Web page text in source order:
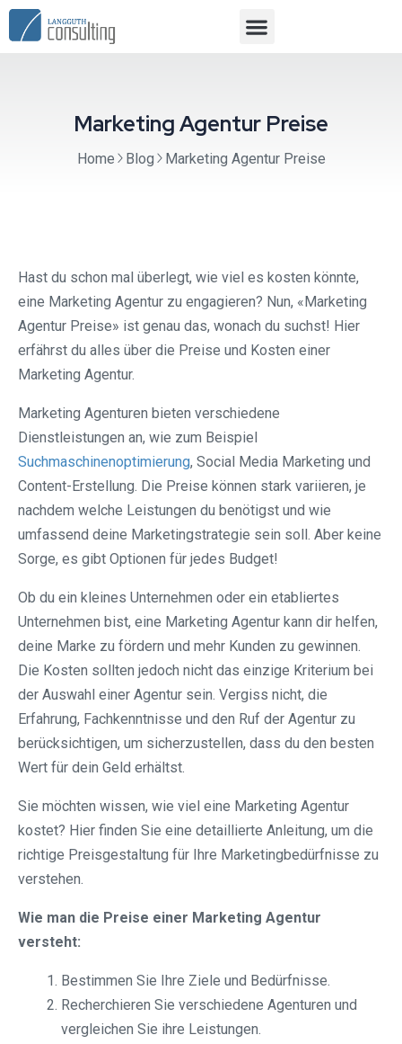
Marketing Agentur Preise
Home Blog Marketing Agentur Preise
Hast du schon mal überlegt, wie viel es kosten könnte,
eine Marketing Agentur zu engagieren? Nun, «Marketing
Agentur Preise» ist genau das, wonach du suchst! Hier
erfährst du alles über die Preise und Kosten einer
Marketing Agentur.
Marketing Agenturen bieten verschiedene
Dienstleistungen an, wie zum Beispiel
Suchmaschinenoptimierung, Social Media Marketing und
Content-Erstellung. Die Preise können stark variieren, je
nachdem welche Leistungen du benötigst und wie
umfassend deine Marketingstrategie sein soll. Aber keine
Sorge, es gibt Optionen für jedes Budget!
Ob du ein kleines Unternehmen oder ein etabliertes
Unternehmen bist, eine Marketing Agentur kann dir helfen,
deine Marke zu fördern und mehr Kunden zu gewinnen.
Die Kosten sollten jedoch nicht das einzige Kriterium bei
der Auswahl einer Agentur sein. Vergiss nicht, die
Erfahrung, Fachkenntnisse und den Ruf der Agentur zu
berücksichtigen, um sicherzustellen, dass du den besten
Wert für dein Geld erhältst.
Sie möchten wissen, wie viel eine Marketing Agentur
kostet? Hier finden Sie eine detaillierte Anleitung, um die
richtige Preisgestaltung für Ihre Marketingbedürfnisse zu
verstehen.
Wie man die Preise einer Marketing Agentur
versteht:
Bestimmen Sie Ihre Ziele und Bedürfnisse.
Recherchieren Sie verschiedene Agenturen und
vergleichen Sie ihre Leistungen.